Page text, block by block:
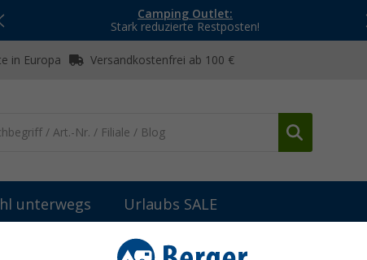
Camping Outlet:
Stark reduzierte Restposten!
in Europa Versandkostenfrei ab 100 €
unterwegs Urlaubs SALE
& Abspannmaterial Peggy Peg Schraubhering Hardcore 4er Set